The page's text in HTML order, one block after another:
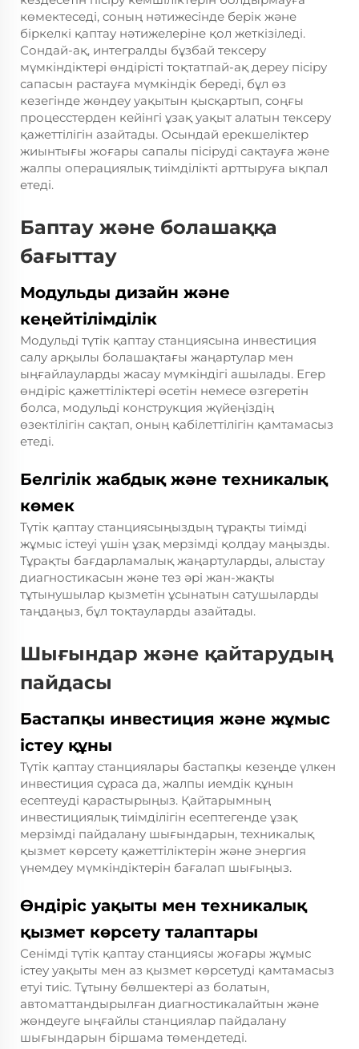
көмектеседі, соның нәтижесінде берік және
біркелкі қаптау нәтижелеріне қол жеткізіледі.
Сондай-ақ, интегралды бұзбай тексеру
мүмкіндіктері өндірісті тоқтатпай-ақ дереу пісіру
сапасын растауға мүмкіндік береді, бұл өз
кезегінде жөндеу уақытын қысқартып, соңғы
процесстерден кейінгі ұзақ уақыт алатын тексеру
қажеттілігін азайтады. Осындай ерекшеліктер
жиынтығы жоғары сапалы пісіруді сақтауға және
жалпы операциялық тиімділікті арттыруға ықпал
етеді.
Баптау және болашаққа
бағыттау
Модульды дизайн және
кеңейтілімділік
Модульді түтік қаптау станциясына инвестиция
салу арқылы болашақтағы жаңартулар мен
ыңғайлауларды жасау мүмкіндігі ашылады. Егер
өндіріс қажеттіліктері өсетін немесе өзгеретін
болса, модульді конструкция жүйеңіздің
өзектілігін сақтап, оның қабілеттілігін қамтамасыз
етеді.
Белгілік жабдық және техникалық
көмек
Түтік қаптау станциясыңыздың тұрақты тиімді
жұмыс істеуі үшін ұзақ мерзімді қолдау маңызды.
Тұрақты бағдарламалық жаңартуларды, алыстау
диагностикасын және тез әрі жан-жақты
тұтынушылар қызметін ұсынатын сатушыларды
таңдаңыз, бұл тоқтауларды азайтады.
Шығындар және қайтарудың
пайдасы
Бастапқы инвестиция және жұмыс
істеу құны
Түтік қаптау станциялары бастапқы кезеңде үлкен
инвестиция сұраса да, жалпы иемдік құнын
есептеуді қарастырыңыз. Қайтарымның
инвестициялық тиімділігін есептегенде ұзақ
мерзімді пайдалану шығындарын, техникалық
қызмет көрсету қажеттіліктерін және энергия
үнемдеу мүмкіндіктерін бағалап шығыңыз.
Өндіріс уақыты мен техникалық
қызмет көрсету талаптары
Сенімді түтік қаптау станциясы жоғары жұмыс
істеу уақыты мен аз қызмет көрсетуді қамтамасыз
етуі тиіс. Тұтыну бөлшектері аз болатын,
автоматтандырылған диагностикалайтын және
жөндеуге ыңғайлы станциялар пайдалану
шығындарын біршама төмендетеді.